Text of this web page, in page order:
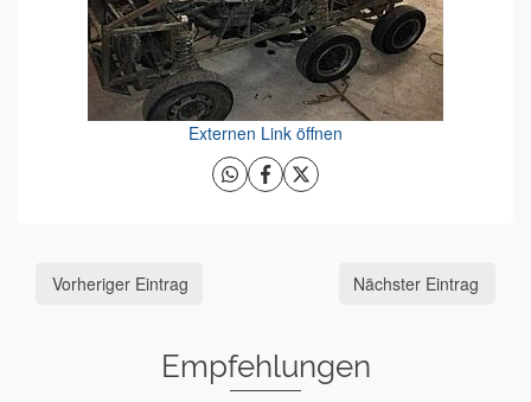
Externen Link öffnen
Vorheriger Eintrag Nächster Eintrag
Empfehlungen